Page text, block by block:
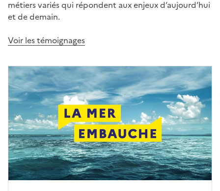
métiers variés qui répondent aux enjeux d’aujourd’hui
et de demain.
Voir les témoignages